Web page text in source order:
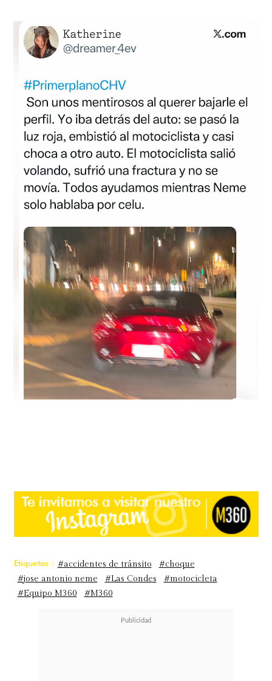
Etiquetas : #accidentes de tránsito
#choque
#jose antonio neme
#Las Condes
#motocicleta
#Equipo M360
#M360